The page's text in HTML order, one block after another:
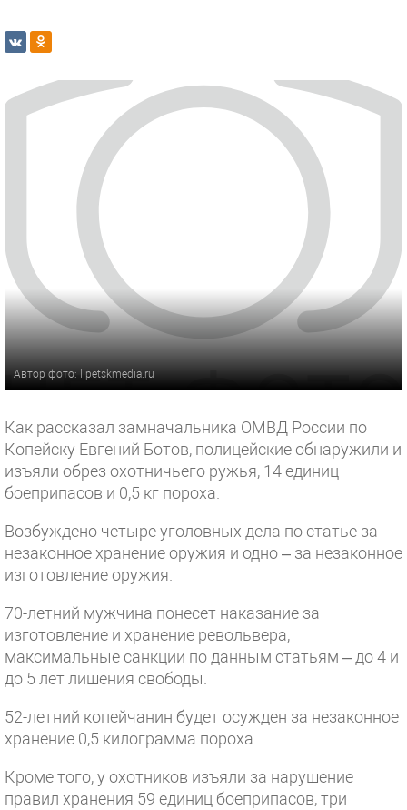
Автор фото: lipetskmedia.ru
Как рассказал замначальника ОМВД России по
Копейску Евгений Ботов, полицейские обнаружили и
изъяли обрез охотничьего ружья, 14 единиц
боеприпасов и 0,5 кг пороха.
Возбуждено четыре уголовных дела по статье за
незаконное хранение оружия и одно – за незаконное
изготовление оружия.
70-летний мужчина понесет наказание за
изготовление и хранение револьвера,
максимальные санкции по данным статьям – до 4 и
до 5 лет лишения свободы.
52-летний копейчанин будет осужден за незаконное
хранение 0,5 килограмма пороха.
Кроме того, у охотников изъяли за нарушение
правил хранения 59 единиц боеприпасов, три